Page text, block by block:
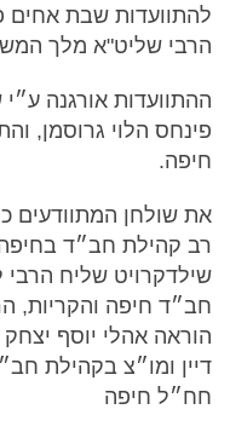
להתוועדות שבת אחים
הרבי שליט"א מלך
ההתוועדות אורגנה
פינחס הלוי גרוסמן,
חיפה.
את שולחן המתוודעים
רב קהילת חב״ד
שילדקרויט שליח הרבי
חב״ד חיפה והקריות,
הוראה אהלי יוסף
דיין ומו״צ בקהילת
חח״ל חיפה